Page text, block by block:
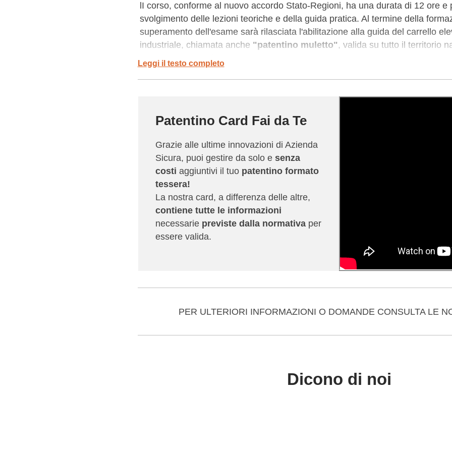
lI corso, conforme al nuovo accordo Stato-Regioni, ha una durata di 12 ore e
svolgimento delle lezioni teoriche e della guida pratica. Al termine della
superamento dell'esame sarà rilasciata l'abilitazione alla guida del carrello
industriale, chiamata anche "patentino muletto", valida su tutto il territorio
di 5 anni. Il corso è rivolto sia a disoccupati in cerca di lavoro sia a coloro che
AZIENDA SICURA è il marchio commerciale di SINALF (Sindacato
Operatori Macchine Industriali) eroga corsi di abilitazione sulle attrezzature
Per maggiori informazioni sui soggetti abilitati al rilascio delle abilitazioni e sui
normativa per gli enti formatori puoi consultare questo
gli aspetti ed aiuta i futuri corsisti a scegliere in modo consapevole il proprio
Leggi il testo completo
Patentino Card Fai da Te
Grazie alle ultime innovazioni di Azienda
Sicura, puoi gestire da solo e senza
costi aggiuntivi il tuo patentino formato
tessera!
La nostra card, a differenza delle altre,
contiene tutte le informazioni
necessarie previste dalla normativaper
essere valida.
PER ULTERIORI INFORMAZIONI O DOMANDE CONSULTA LE
Dicono di noi